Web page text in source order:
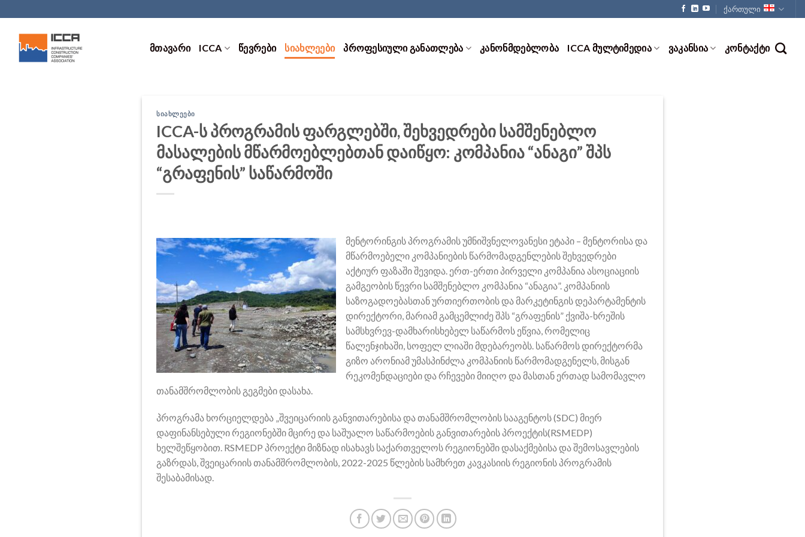
to
content
ქართული
ᲛᲗᲐᲕᲐᲠᲘ ICCA ᲬᲔᲕᲠᲔᲑᲘ ᲡᲘᲐᲮᲚᲔᲔᲑᲘ ᲞᲠᲝᲤᲔᲡᲘᲣᲚᲘ ᲒᲐᲜᲐᲗᲚᲔᲑᲐ ᲙᲐᲜᲝᲜᲛᲓᲔᲑᲚᲝᲑᲐ ICCA ᲛᲣᲚᲢᲘᲛᲔᲓᲘᲐ ᲕᲐᲙᲐᲜᲡᲘᲐ ᲙᲝᲜᲢᲐᲥᲢᲘ
ᲡᲘᲐᲮᲚᲔᲔᲑᲘ
ICCA-ს პროგრამის ფარგლებში, შეხვედრები სამშენებლო
მასალების მწარმოებლებთან დაიწყო: კომპანია “ანაგი” შპს
“გრაფენის” საწარმოში
მენტორინგის პროგრამის უმნიშვნელოვანესი ეტაპი – მენტორისა და
მწარმოებელი კომპანიების წარმომადგენლების შეხვედრები
აქტიურ ფაზაში შევიდა. ერთ-ერთი პირველი კომპანია ასოციაციის
გამგეობის წევრი სამშენებლო კომპანია “ანაგია”. კომპანიის
საზოგადოებასთან ურთიერთობის და მარკეტინგის დეპარტამენტის
დირექტორი, მარიამ გამცემლიძე შპს “გრაფენის” ქვიშა-ხრეშის
სამსხვრევ-დამხარისხებელ საწარმოს ეწვია, რომელიც
წალენჯიხაში, სოფელ ლიაში მდებარეობს. საწარმოს დირექტორმა
გიზო არონიამ უმასპინძლა კომპანიის წარმომადგენელს, მისგან
რეკომენდაციები და რჩევები მიიღო და მასთან ერთად სამომავლო
თანამშრომლობის გეგმები დასახა.
პროგრამა ხორციელდება „შვეიცარიის განვითარებისა და თანამშრომლობის სააგენტოს (SDC) მიერ
დაფინანსებული რეგიონებში მცირე და საშუალო საწარმოების განვითარების პროექტის(RSMEDP)
ხელშეწყობით. RSMEDP პროექტი მიზნად ისახავს საქართველოს რეგიონებში დასაქმებისა და შემოსავლების
გაზრდას, შვეიცარიის თანამშრომლობის, 2022-2025 წლების სამხრეთ კავკასიის რეგიონის პროგრამის
შესაბამისად.